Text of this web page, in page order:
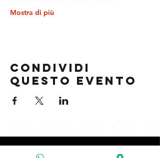
Mostra di più
Condividi
questo evento